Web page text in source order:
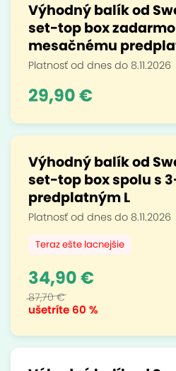
Výhodný balík od
set-top box
mesačnému
Platnosť od dnes do 8.11.2026
29,90 €
Výhodný balík od
set-top box spolu s
predplatným L
Platnosť od dnes do 8.11.2026
Teraz ešte lacnejšie
ušetríte 60 %
34,90 €
87,70 €